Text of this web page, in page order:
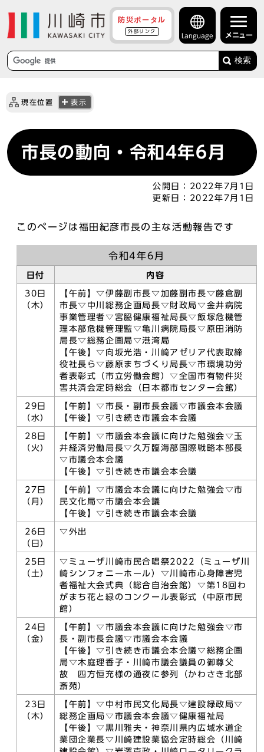
防災ポータル
外部リンク
Language メニュー
検索
現在位置 表示
市長の動向・令和4年6月
公開日：
2022年7月1日
更新日：
2022年7月1日
このページは福田紀彦市長の主な活動報告です
令和4年6月
日付 内容
30日
（木）
【午前】▽伊藤副市長▽加藤副市長▽藤倉副
市長▽中川総務企画局長▽財政局▽金井病院
事業管理者▽宮𦚰健康福祉局長▽飯塚危機管
理本部危機管理監▽亀川病院局長▽原田消防
局長▽総務企画局▽港湾局
【午後】▽向坂光浩・川崎アゼリア代表取締
役社長ら▽藤原まちづくり局長▽市環境功労
者表彰式（市立労働会館）▽全国市有物件災
害共済会定時総会（日本都市センター会館）
29日
（水）
【午前】▽市長・副市長会議▽市議会本会議
【午後】▽引き続き市議会本会議
28日
（火）
【午前】▽市議会本会議に向けた勉強会▽玉
井経済労働局長▽久万臨海部国際戦略本部長
▽市議会本会議
【午後】▽引き続き市議会本会議
27日
（月）
【午前】▽市議会本会議に向けた勉強会▽市
民文化局▽市議会本会議
【午後】▽引き続き市議会本会議
26日
（日）
▽外出
25日
（土）
▽ミューザ川崎市民合唱祭2022（ミューザ川
崎シンフォニーホール）▽川崎市心身障害児
者福祉大会式典（総合自治会館）▽第18回わ
がまち花と緑のコンクール表彰式（中原市民
館）
24日
（金）
【午前】▽市議会本会議に向けた勉強会▽市
長・副市長会議▽市議会本会議
【午後】▽引き続き市議会本会議▽総務企画
局▽木庭理香子・川崎市議会議員の御尊父
故 四方恒充様の通夜に参列（かわさき北部
斎苑）
23日
（木）
【午前】▽中村市民文化局長▽建設緑政局▽
総務企画局▽市議会本会議▽健康福祉局
【午後】▽黒川雅夫・神奈川県内広域水道企
業団企業長▽川崎建設業協会定時総会（川崎